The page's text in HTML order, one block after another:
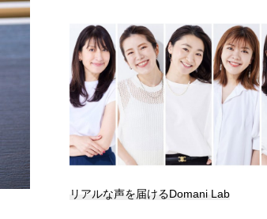
リアルな声を届けるDomani Lab